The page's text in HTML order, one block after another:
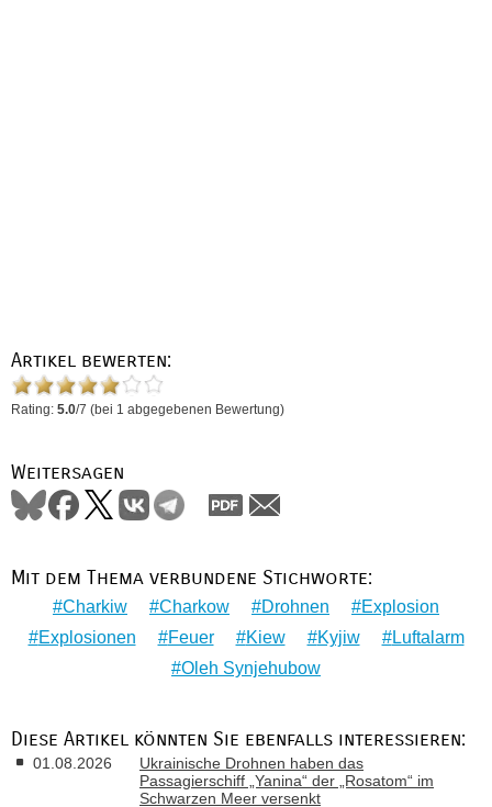
Artikel bewerten:
Rating: 5.0/7 (bei 1 abgegebenen Bewertung)
Weitersagen
Mit dem Thema verbundene Stichworte:
Charkiw Charkow Drohnen
Explosion
Explosionen
Feuer Kiew Kyjiw
Luftalarm
Oleh Synjehubow
Diese Artikel könnten Sie ebenfalls interessieren:
01.08.2026
Ukrainische Drohnen haben das
Passagierschiff „Yanina“ der „Rosatom“ im
Schwarzen Meer versenkt